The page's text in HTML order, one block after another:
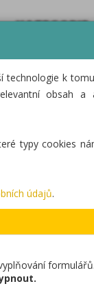
KATEGORIE
a nabízí
technologie k
obsah a
typy cookies
údajů.
formulářů.